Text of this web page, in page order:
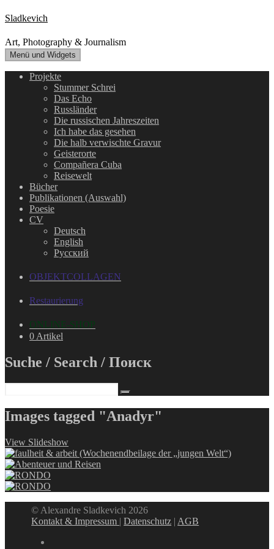
Zum
Inhalt
springen
Sladkevich
Art, Photography & Journalism
Menü und Widgets
Projekte
Stummer Schrei
Das Echo
Russländer
Die russischen Jahreszeiten
Ich habe das gesehen
Die halb verwischte Gravur
Geisterorte
Compañera Cuba
Reisewelt
Bücher
Publikationen (Auswahl)
Poesie
CV
Deutsch
English
Русский
OBJEKTCOLLAGEN
Restaurierung
ONLINE-SHOP
0 Artikel
Suche / Search / Поиск
Images tagged "Anadyr"
View Slideshow
© Alexandre Sladkevich 2026
Kontakt & Impressum |Datenschutz | AGB